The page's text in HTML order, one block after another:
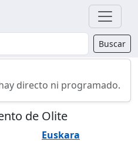
Buscar
directo ni programado.
de Olite
Euskara